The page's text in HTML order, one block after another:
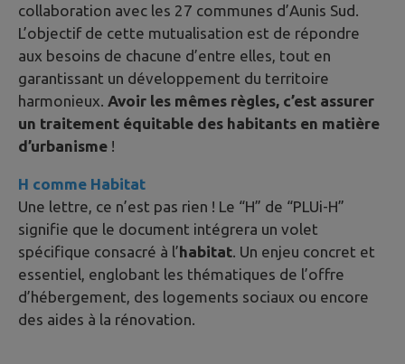
collaboration avec les 27 communes d’Aunis Sud.
L’objectif de cette mutualisation est de répondre
aux besoins de chacune d’entre elles, tout en
garantissant un développement du territoire
harmonieux. Avoir les mêmes règles, c’est assurer
un traitement équitable des habitants en matière
d’urbanisme !
H comme Habitat
Une lettre, ce n’est pas rien ! Le “H” de “PLUi-H”
signifie que le document intégrera un volet
spécifique consacré à l’habitat . Un enjeu concret et
essentiel, englobant les thématiques de l’offre
d’hébergement, des logements sociaux ou encore
des aides à la rénovation.